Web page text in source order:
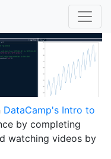
DataCamp's Intro to
by completing
watching videos by